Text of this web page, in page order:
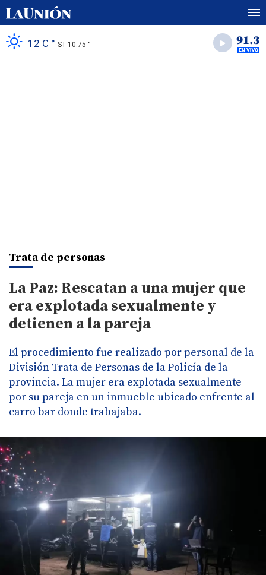
12 C ° ST 10.75 °
Trata de personas
La Paz: Rescatan a una mujer que
era explotada sexualmente y
detienen a la pareja
El procedimiento fue realizado por personal de la
División Trata de Personas de la Policía de la
provincia. La mujer era explotada sexualmente
por su pareja en un inmueble ubicado enfrente al
carro bar donde trabajaba.